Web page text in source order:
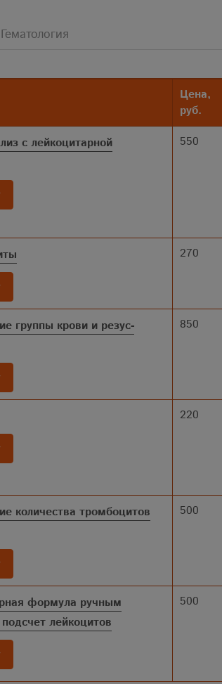
Гематология
Цена,
руб.
с лейкоцитарной
550
270
группы крови и резус-
850
220
количества тромбоцитов
500
формула ручным
лейкоцитов
500